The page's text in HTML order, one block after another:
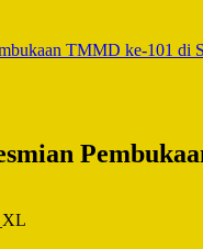
TMMD ke-101 di